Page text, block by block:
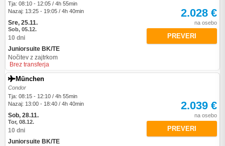
Tja: 08:10 - 12:05 / 4h 55min
Nazaj: 13:25 - 19:05 / 4h 40min
Sre, 25.11.
Sob, 05.12.
10 dni
Juniorsuite BK/TE
Nočitev z zajtrkom
Brez transferja
2.028 €
na osebo
PREVERI
München
Condor
Tja: 08:15 - 12:10 / 4h 55min
Nazaj: 13:00 - 18:40 / 4h 40min
Sob, 28.11.
Tor, 08.12.
10 dni
Juniorsuite BK/TE
2.039 €
na osebo
PREVERI